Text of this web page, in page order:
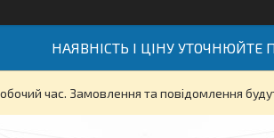
НАЯВНІСТЬ І ЦІНУ УТОЧНЮЙТЕ
час. Замовлення та повідомлення